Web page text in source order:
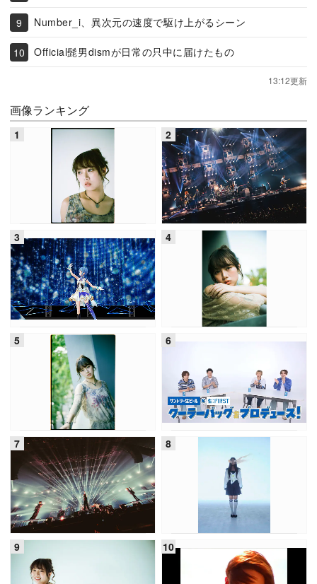
Number_i、異次元の速度で駆け上がるシーン
Official髭男dismが日常の只中に届けたもの
13:12更新
画像ランキング